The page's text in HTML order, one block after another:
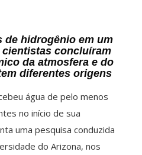
de hidrogênio em um
concluíram
da atmosfera e do
diferentes origens
água de pelo menos
no início de sua
uma pesquisa conduzida
do Arizona, nos